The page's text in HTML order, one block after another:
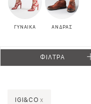
ΓΥΝΑΙΚΑ ΑΝΔΡΑΣ
ΦΙΛΤΡΑ
IGI&CO x